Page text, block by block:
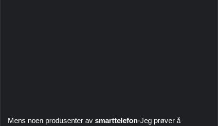
Mens noen produsenter av smarttelefon-Jeg prøver å